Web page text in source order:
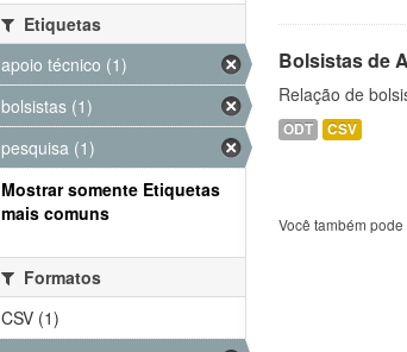
Bolsistas de
Relação de
ODT CSV
Você também
Etiquetas
apoio técnico (1)
bolsistas (1)
pesquisa (1)
Mostrar somente Etiquetas
mais comuns
Formatos
CSV (1)